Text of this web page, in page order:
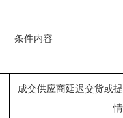
条件内容
成交供应商延迟交货或